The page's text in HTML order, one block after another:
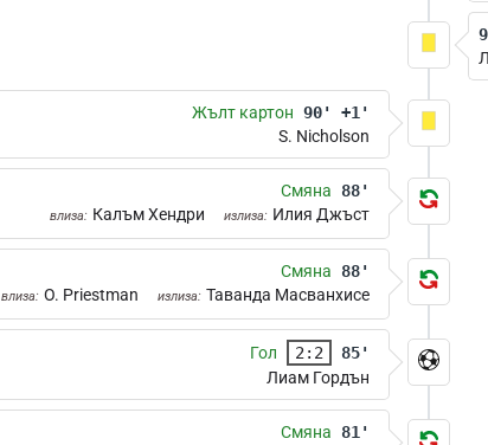
Жълт картон 90' +1'
S. Nicholson
Смяна 88'
влиза: Калъм Хендри излиза: Илия Джъст
Смяна 88'
влиза: O. Priestman излиза: Таванда Масванхисе
Гол 2:2
85'
Лиам Гордън
Смяна 81'